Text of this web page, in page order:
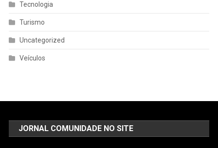
Tecnologia
Turismo
Uncategorized
Veículos
JORNAL COMUNIDADE NO SITE